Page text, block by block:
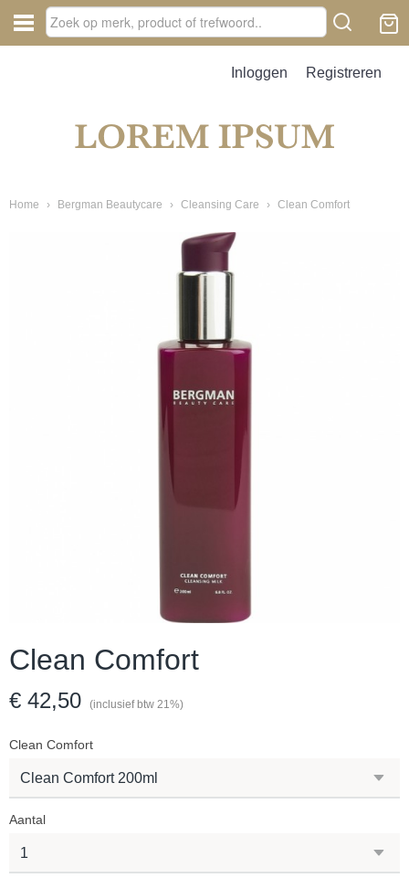
Inloggen Registreren
Home › Bergman Beautycare › Cleansing Care › Clean Comfort
Clean Comfort
€ 42,50 (inclusief btw 21%)
Clean Comfort
Aantal